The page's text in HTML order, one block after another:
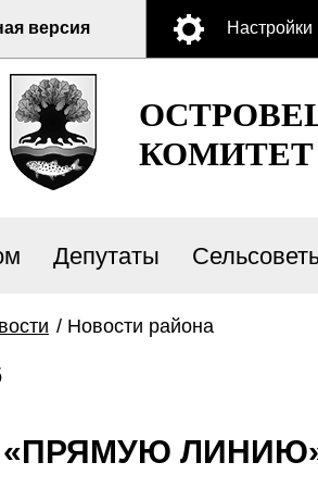
версия Настройки
КОМИТЕТ
Депутаты
/ Новости района
«ПРЯМУЮ